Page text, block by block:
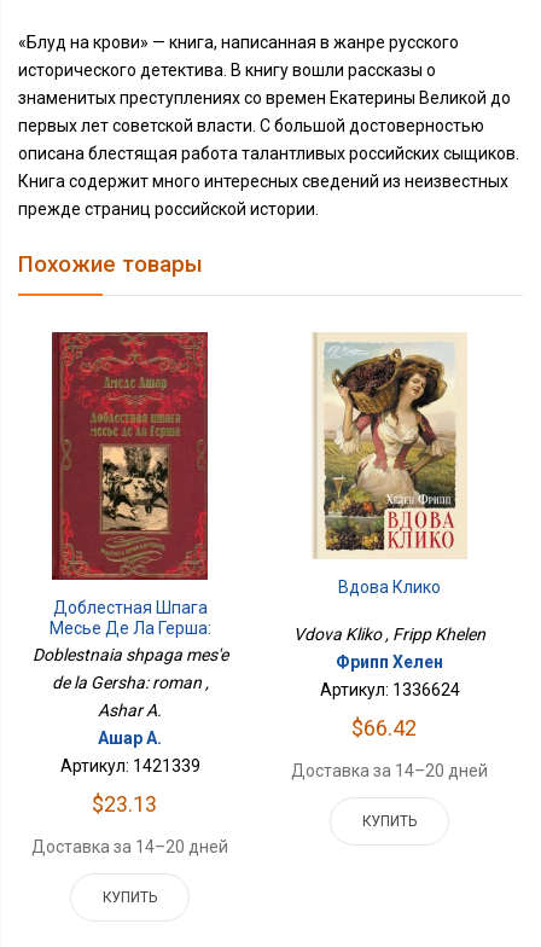
«Блуд на крови» — книга, написанная в жанре русского
исторического детектива. В книгу вошли рассказы о
знаменитых преступлениях со времен Екатерины Великой до
первых лет советской власти. С большой достоверностью
описана блестящая работа талантливых российских сыщиков.
Книга содержит много интересных сведений из неизвестных
прежде страниц российской истории.
Похожие товары
Доблестная Шпага
Месье Де Ла Герша:
Роман
Doblestnaia shpaga mes'e
de la Gersha: roman ,
Ashar A.
Ашар А.
Артикул: 1421339
$23.13
Доставка за 14–20 дней
КУПИТЬ
Вдова Клико
Vdova Kliko , Fripp Khelen
Фрипп Хелен
Артикул: 1336624
$66.42
Доставка за 14–20 дней
КУПИТЬ